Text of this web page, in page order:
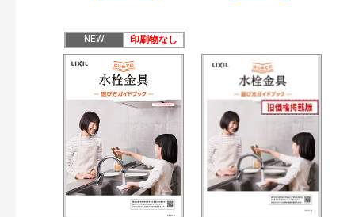
旧版（WEBカタログ）
キーワード検索（あいまい）
目次も検索 検 索
おすすめハッシュタグ
まずはここから（3）
リフォームおすすめ（3）
補助金・優遇制度を知る（1）
カタログ一覧＆使い方（1）
カテゴリー
NEW 印刷物なし